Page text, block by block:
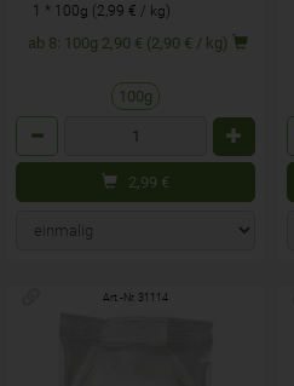
1 * 100g (2,99 € / kg)
ab 8: 100g 2,90 € (2,90 € / kg)
100g
2,99 €
Art.-Nr. 31114